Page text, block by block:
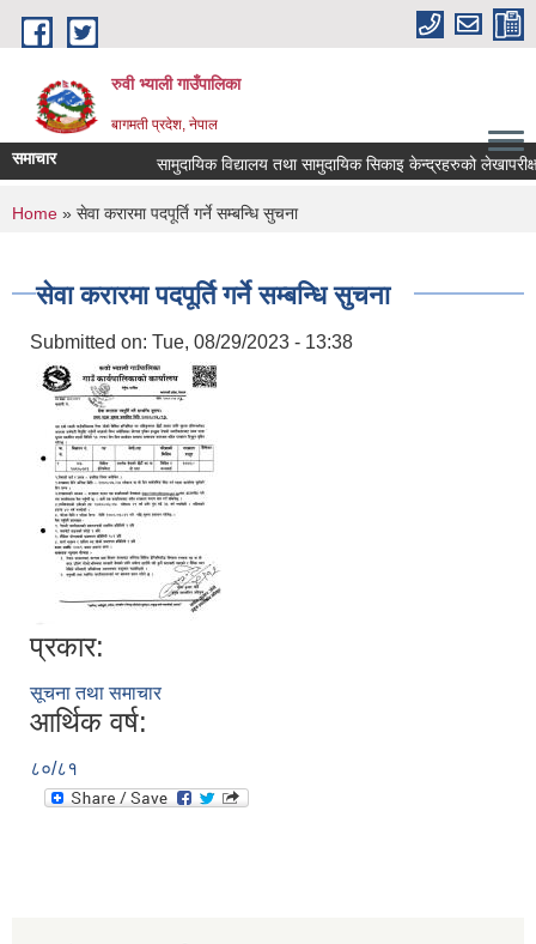
Skip to main content
रुवी भ्याली गाउँपालिका
बागमती प्रदेश, नेपाल
समाचार सामुदायिक विद्यालय तथा सामुदायिक सिकाइ केन्द्रहरुको
You are here
Home » सेवा करारमा पदपूर्ति गर्ने सम्बन्धि सुचना
सेवा करारमा पदपूर्ति गर्ने सम्बन्धि सुचना
Submitted on: Tue, 08/29/2023 - 13:38
प्रकार:
सूचना तथा समाचार
आर्थिक वर्ष:
८०/८१